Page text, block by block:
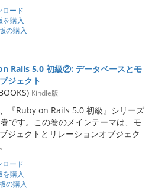
ロード
購入
の購入
Rails 5.0 初級②: データベースとモ
ジェクト
Kindle版
『Ruby on Rails 5.0 初級』シリーズ
です。この巻のメインテーマは、モ
ジェクトとリレーションオブジェク
ロード
購入
の購入